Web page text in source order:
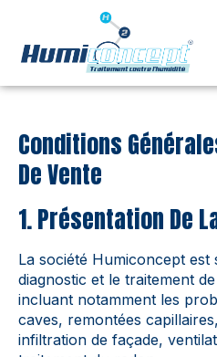
Conditions
De Vente
1. Présentation De
La société Humiconcept est
diagnostic et le traitement
incluant notamment les
caves, remontées
infiltration de façade,